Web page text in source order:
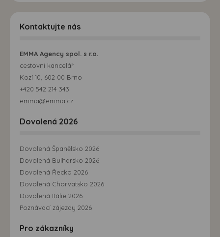
Kontaktujte nás
EMMA Agency spol. s r.o.
cestovní kancelář
Kozí 10, 602 00 Brno
+420 542 214 343
emma@emma.cz
Dovolená 2026
Dovolená Španělsko 2026
Dovolená Bulharsko 2026
Dovolená Řecko 2026
Dovolená Chorvatsko 2026
Dovolená Itálie 2026
Poznávací zájezdy 2026
Pro zákazníky